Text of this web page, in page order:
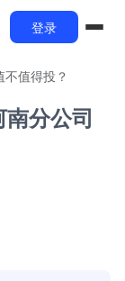
登录
值得投？
分公司